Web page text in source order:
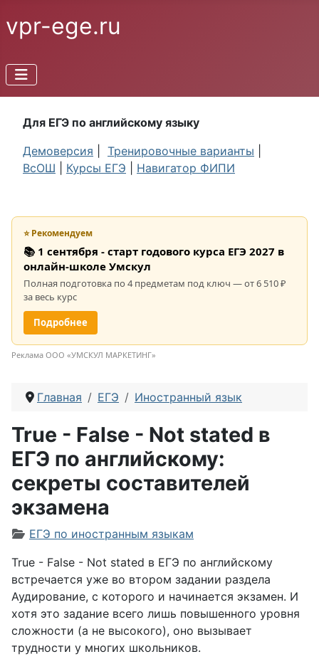
vpr-ege.ru
Для ЕГЭ по английскому языку
Демоверсия
Тренировочные варианты
ВсОШ
Курсы ЕГЭ Навигатор ФИПИ
⭐ Рекомендуем
📚 1 сентября - старт годового курса ЕГЭ 2027 в
онлайн-школе Умскул
Полная подготовка по 4 предметам под ключ — от 6 510 ₽
за весь курс
Подробнее
Реклама ООО «УМСКУЛ МАРКЕТИНГ»
Главная ЕГЭ Иностранный язык
True - False - Not stated в
ЕГЭ по английскому:
секреты составителей
экзамена
Информация о материале
ЕГЭ по иностранным языкам
True - False - Not stated в ЕГЭ по английскому
встречается уже во втором задании раздела
Аудирование, с которого и начинается экзамен. И
хотя это задание всего лишь повышенного уровня
сложности (а не высокого), оно вызывает
трудности у многих школьников.